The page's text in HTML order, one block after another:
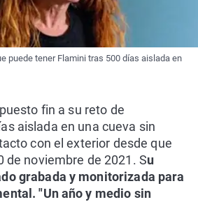
puede tener Flamini tras 500 días aislada en
fin a su reto de
aislada en una cueva sin
con el exterior desde que
de noviembre de 2021. Su
grabada y monitorizada para
"Un año y medio sin